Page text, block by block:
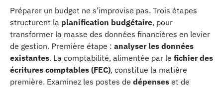
Préparer un budget ne s’improvise pas. Trois étapes
structurent la planification budgétaire, pour
transformer la masse des données financières en levier
de gestion. Première étape : analyser les données
existantes. La comptabilité, alimentée par le fichier des
écritures comptables (FEC), constitue la matière
première. Examinez les postes de dépenses et de